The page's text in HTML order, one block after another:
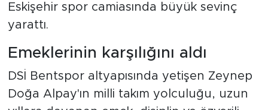
Eskişehir spor camiasında büyük sevinç
yarattı.
Emeklerinin karşılığını aldı
DSİ Bentspor altyapısında yetişen Zeynep
Doğa Alpay'ın milli takım yolculuğu, uzun